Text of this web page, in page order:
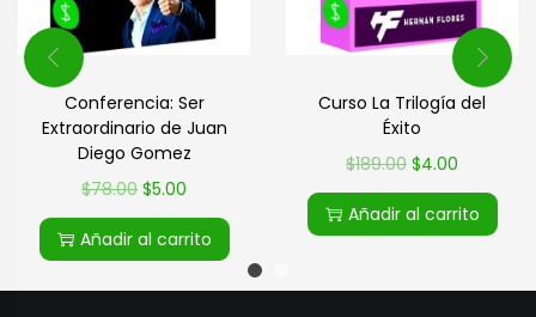
Conferencia: Ser
Extraordinario de Juan
Diego Gomez
$78.00 $5.00
Añadir al carrito
Curso La Trilogía del
Éxito
$189.00 $4.00
Añadir al carrito